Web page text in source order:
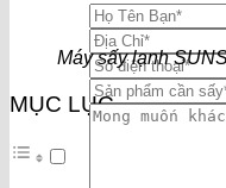
Máy sấy lạnh
MỤC LỤC